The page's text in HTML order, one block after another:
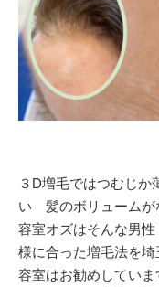
３D増毛ではつむじ
い 髪のボリュームが
容室オズはそんな男
様に合った増毛法を
容室はお勧めしてい